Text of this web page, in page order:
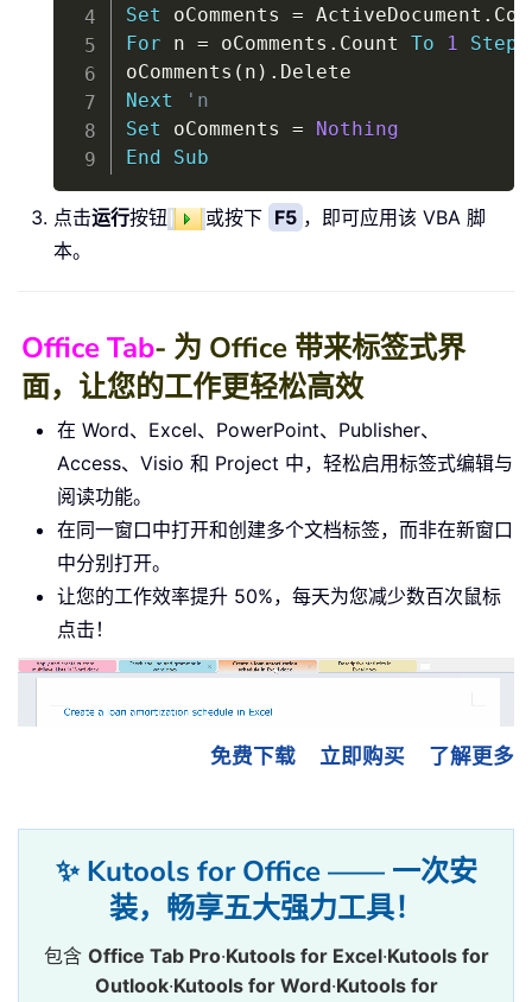
Set oComments = ActiveDocument .
For n = oComments . Count To 1 Step
oComments ( n ) .
Next
'n
Set oComments =
Nothing
End
Sub
点击运行按钮 或按下 F5 ，即可应用该 VBA 脚
本。
Office Tab- 为 Office 带来标签式界
面，让您的工作更轻松高效
在 Word、Excel、PowerPoint、Publisher、
Access、Visio 和 Project 中，轻松启用标签式编辑与
阅读功能。
在同一窗口中打开和创建多个文档标签，而非在新窗口
中分别打开。
让您的工作效率提升 50%，每天为您减少数百次鼠标
点击！
免费下载 立即购买 了解更多
✨ Kutools for Office —— 一次安
装，畅享五大强力工具！
包含 Office Tab Pro·Kutools for Excel·Kutools for
Outlook·Kutools for Word·Kutools for